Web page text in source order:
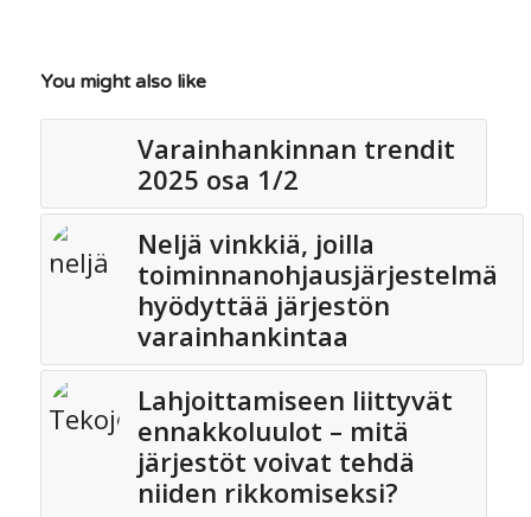
You might also like
Varainhankinnan trendit
2025 osa 1/2
Neljä vinkkiä, joilla
toiminnanohjausjärjestelmä
hyödyttää järjestön
varainhankintaa
Lahjoittamiseen liittyvät
ennakkoluulot – mitä
järjestöt voivat tehdä
niiden rikkomiseksi?